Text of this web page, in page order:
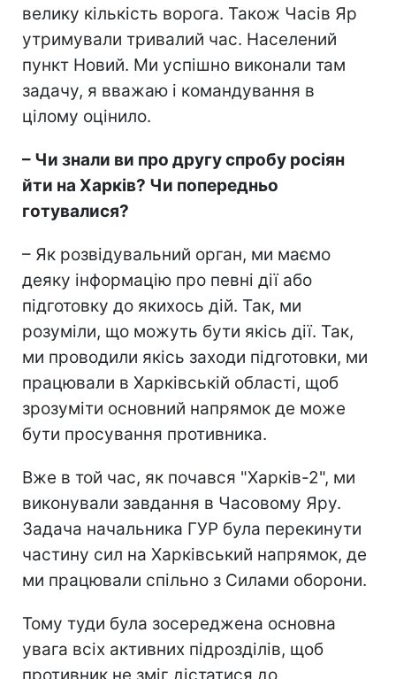
велику кількість ворога. Також Часів Яр
утримували тривалий час. Населений
пункт Новий. Ми успішно виконали там
задачу, я вважаю і командування в
цілому оцінило.
– Чи знали ви про другу спробу росіян
йти на Харків? Чи попередньо
готувалися?
– Як розвідувальний орган, ми маємо
деяку інформацію про певні дії або
підготовку до якихось дій. Так, ми
розуміли, що можуть бути якісь дії. Так,
ми проводили якісь заходи підготовки, ми
працювали в Харківській області, щоб
зрозуміти основний напрямок де може
бути просування противника.
Вже в той час, як почався "Харків-2", ми
виконували завдання в Часовому Яру.
Задача начальника ГУР була перекинути
частину сил на Харківський напрямок, де
ми працювали спільно з Силами оборони.
Тому туди була зосереджена основна
увага всіх активних підрозділів, щоб
противник не зміг дістатися до